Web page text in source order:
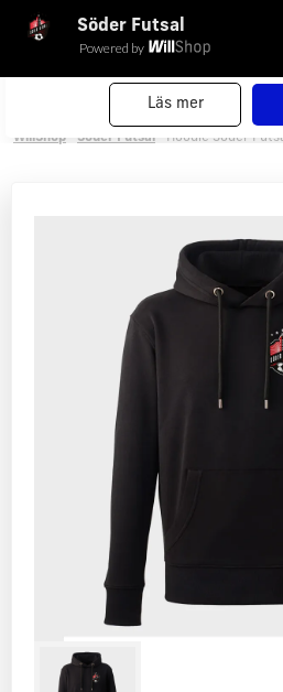
Vi använder cookies
på
policy för
Läs mer
Söder Futsal
Powered by
WillShop Söder Futsal Hoodie Söder
NYHET!